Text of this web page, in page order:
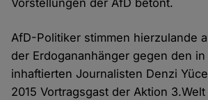
Vorstellungen der AfD betont.
AfD-Politiker stimmen hierzulande
der Erdogananhänger gegen den
inhaftierten Journalisten Denzi
2015 Vortragsgast der Aktion